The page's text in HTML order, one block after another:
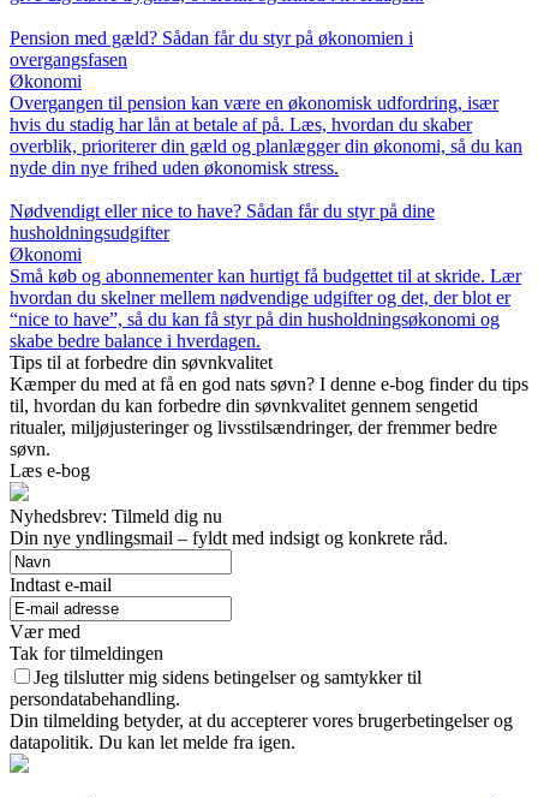
Pension med gæld? Sådan får du styr på økonomien i
overgangsfasen
Økonomi
Overgangen til pension kan være en økonomisk udfordring, især
hvis du stadig har lån at betale af på. Læs, hvordan du skaber
overblik, prioriterer din gæld og planlægger din økonomi, så du kan
nyde din nye frihed uden økonomisk stress.
Nødvendigt eller nice to have? Sådan får du styr på dine
husholdningsudgifter
Økonomi
Små køb og abonnementer kan hurtigt få budgettet til at skride. Lær
hvordan du skelner mellem nødvendige udgifter og det, der blot er
“nice to have”, så du kan få styr på din husholdningsøkonomi og
skabe bedre balance i hverdagen.
Tips til at forbedre din søvnkvalitet
Kæmper du med at få en god nats søvn? I denne e-bog finder du tips
til, hvordan du kan forbedre din søvnkvalitet gennem sengetid
ritualer, miljøjusteringer og livsstilsændringer, der fremmer bedre
søvn.
Læs e-bog
Nyhedsbrev: Tilmeld dig nu
Din nye yndlingsmail – fyldt med indsigt og konkrete råd.
Indtast e-mail
Vær med
Tak for tilmeldingen
Jeg tilslutter mig sidens betingelser og samtykker til
persondatabehandling.
Din tilmelding betyder, at du accepterer vores brugerbetingelser og
datapolitik. Du kan let melde fra igen.